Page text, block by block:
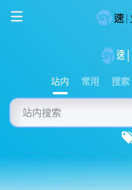
站内 常用 搜索